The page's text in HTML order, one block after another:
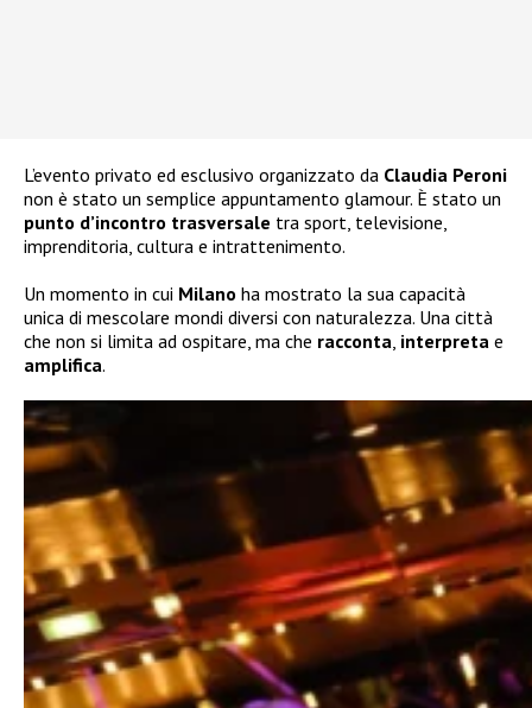
L’evento privato ed esclusivo organizzato da Claudia Peroni
non è stato un semplice appuntamento glamour. È stato un
punto d’incontro trasversale tra sport, televisione,
imprenditoria, cultura e intrattenimento.
Un momento in cui Milano ha mostrato la sua capacità
unica di mescolare mondi diversi con naturalezza. Una città
che non si limita ad ospitare, ma che racconta, interpreta e
amplifica.